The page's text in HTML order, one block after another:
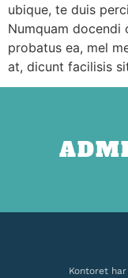
ubique, te duis
Numquam docendi
probatus ea, mel
at, dicunt facilisis
Kontoret